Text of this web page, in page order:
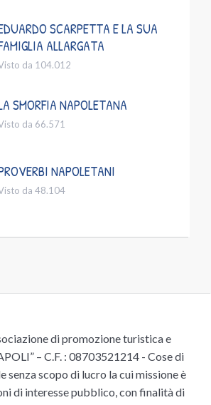
SCARPETTA E LA SUA
ALLARGATA
da 104.012
SMORFIA NAPOLETANA
da 66.571
NAPOLETANI
da 48.104
di promozione turistica e
– C.F. : 08703521214 - Cose di
senza scopo di lucro la cui missione è
di interesse pubblico, con finalità di